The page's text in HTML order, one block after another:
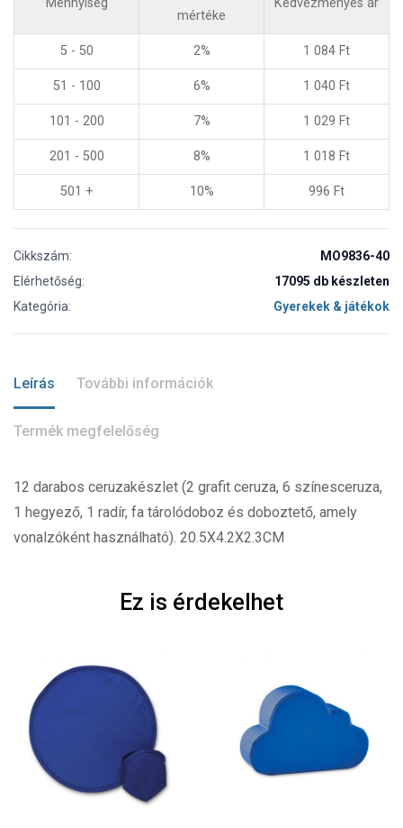
mértéke
5 - 50 2% 1 084 Ft
51 - 100 6% 1 040 Ft
101 - 200 7% 1 029 Ft
201 - 500 8% 1 018 Ft
501 + 10% 996 Ft
Cikkszám:
MO9836-40
Elérhetőség:
17095 db készleten
Kategória:
Gyerekek & játékok
Leírás További információk
Termék megfelelőség
12 darabos ceruzakészlet (2 grafit ceruza, 6 színesceruza,
1 hegyező, 1 radír, fa tárolódoboz és doboztető, amely
vonalzóként használható). 20.5X4.2X2.3CM
Ez is érdekelhet